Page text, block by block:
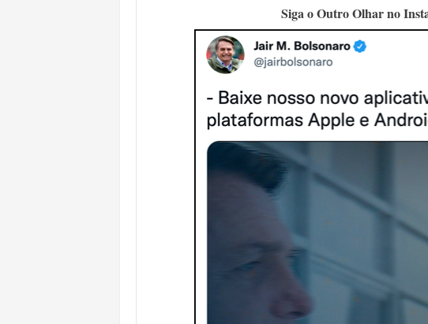
MORADOR DENUNCIA OBSTÁCULOS EM
BAHIA TEM 23 CIDADES COM MAIS ELEITORES DO
VAN ESCOLAR CAI EM RIO, MAS TODAS AS
LULA E FLÁVIO BOLSONARO EMPATAM
BAHIA E CORINTHIANS EMPATAM EM JOGO
NO CENTRO DE AMARGOSA, JUSTIÇA ELEITORAL
Siga o Outro Olhar no